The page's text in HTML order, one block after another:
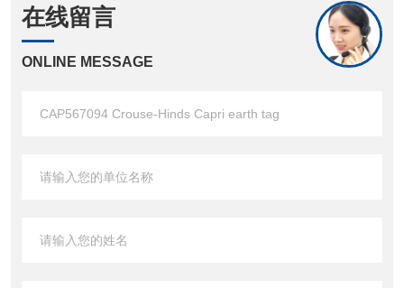
在线留言
ONLINE MESSAGE